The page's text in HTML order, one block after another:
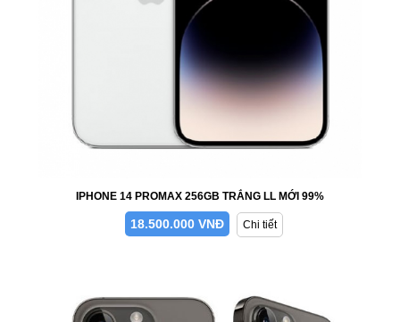
IPHONE 14 PROMAX 256GB TRẮNG LL MỚI 99%
18.500.000 VNĐ Chi tiết